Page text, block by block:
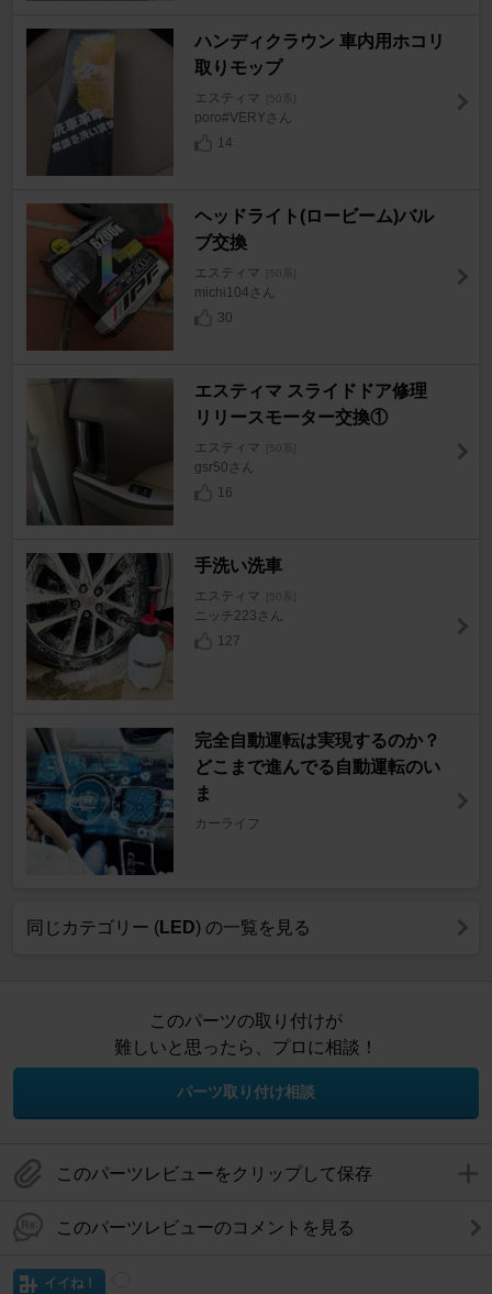
ハンディクラウン 車内用ホコリ
取りモップ
エスティマ [50系]
poro#VERYさん
14
ヘッドライト(ロービーム)バル
ブ交換
エスティマ [50系]
michi104さん
30
エスティマ スライドドア修理
リリースモーター交換①
エスティマ [50系]
gsr50さん
16
手洗い洗車
エスティマ [50系]
ニッチ223さん
127
完全自動運転は実現するのか？
どこまで進んでる自動運転のい
ま
カーライフ
同じカテゴリー (LED) の一覧を見る
このパーツの取り付けが
難しいと思ったら、プロに相談！
パーツ取り付け相談
このパーツレビューをクリップして保存
このパーツレビューのコメントを見る
イイね！